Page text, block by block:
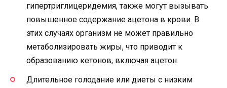
гипертриглицеридемия, также могут вызывать
повышенное содержание ацетона в крови. В
этих случаях организм не может правильно
метаболизировать жиры, что приводит к
образованию кетонов, включая ацетон.
Длительное голодание или диеты с низким